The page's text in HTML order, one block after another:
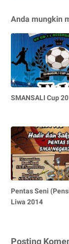
Anda mungkin
SMANSALI Cup
Pentas Seni
Liwa 2014
Posting